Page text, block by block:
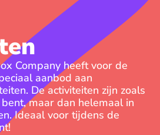
Company heeft voor de
aanbod aan
De activiteiten zijn zoals
maar dan helemaal in
Ideaal voor tijdens de